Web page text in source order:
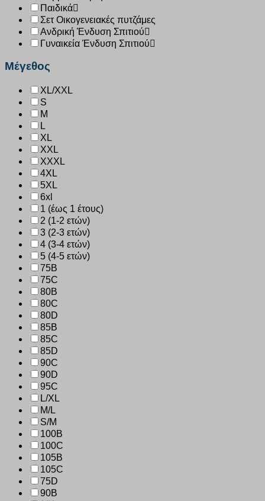
Παιδικά
Σετ Οικογενειακές πυτζάμες
Ανδρική Ένδυση Σπιτιού
Γυναικεία Ένδυση Σπιτιού
Μέγεθος
XL/XXL
S
M
L
XL
XXL
XXXL
4XL
5XL
6xl
1 (έως 1 έτους)
2 (1-2 ετών)
3 (2-3 ετών)
4 (3-4 ετών)
5 (4-5 ετών)
75B
75C
80B
80C
80D
85B
85C
85D
90C
90D
95C
L/XL
M/L
S/M
100B
100C
105B
105C
75D
90B